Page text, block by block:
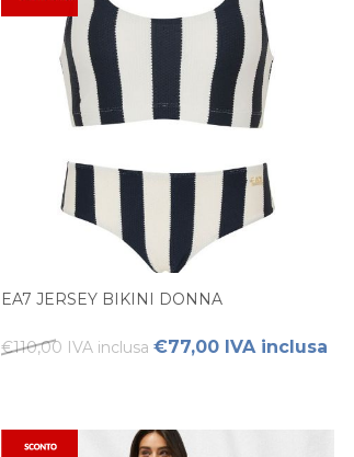
EA7 JERSEY BIKINI DONNA
€110,00 IVA inclusa €77,00 IVA inclusa